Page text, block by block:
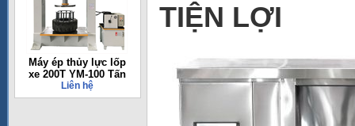
Máy ép thủy lực lốp
xe 200T YM-100 Tấn
Liên hệ
TIỆN LỢI